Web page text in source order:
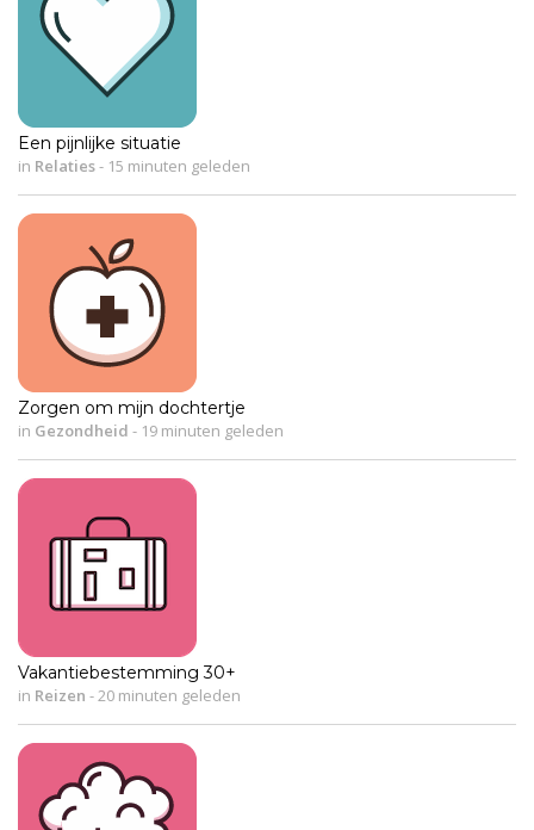
Een pijnlijke situatie
in Relaties- 15 minuten geleden
Zorgen om mijn dochtertje
in Gezondheid - 19 minuten geleden
Vakantiebestemming 30+
in Reizen -20 minuten geleden